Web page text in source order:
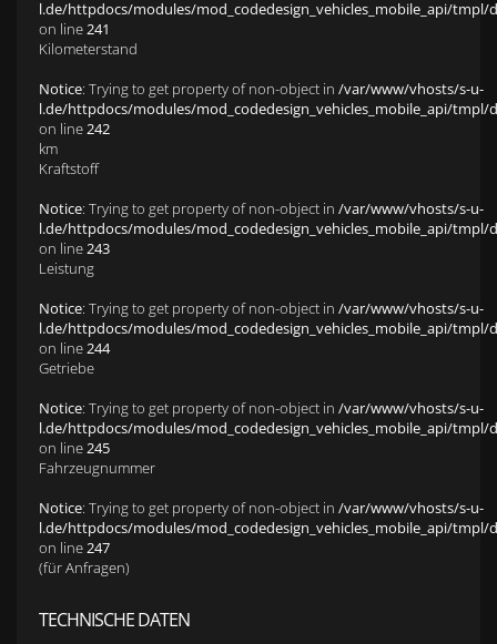
l.de/httpdocs/modules/mod_codedesign_vehicles_mobile_api/tmpl/
on line241
Kilometerstand
Notice: Trying to get property of non-object in /var/www/vhosts/s-u-
l.de/httpdocs/modules/mod_codedesign_vehicles_mobile_api/tmpl/
on line242
km
Kraftstoff
Notice: Trying to get property of non-object in /var/www/vhosts/s-u-
l.de/httpdocs/modules/mod_codedesign_vehicles_mobile_api/tmpl/
on line243
Leistung
Notice: Trying to get property of non-object in /var/www/vhosts/s-u-
l.de/httpdocs/modules/mod_codedesign_vehicles_mobile_api/tmpl/
on line244
Getriebe
Notice: Trying to get property of non-object in /var/www/vhosts/s-u-
l.de/httpdocs/modules/mod_codedesign_vehicles_mobile_api/tmpl/
on line245
Fahrzeugnummer
Notice: Trying to get property of non-object in /var/www/vhosts/s-u-
l.de/httpdocs/modules/mod_codedesign_vehicles_mobile_api/tmpl/
on line247
(für Anfragen)
TECHNISCHE DATEN